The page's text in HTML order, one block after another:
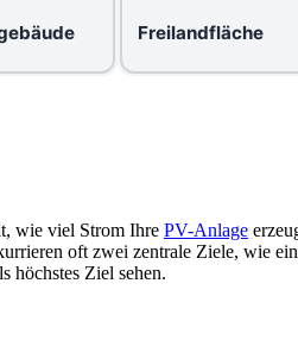
Freilandfläche
wie viel Strom Ihre PV-Anlage
oft zwei zentrale Ziele, wie
höchstes Ziel sehen.